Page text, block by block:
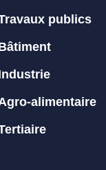
publics
alimentaire